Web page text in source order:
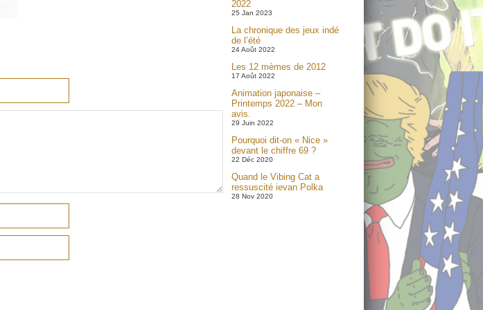
2022
25 Jan 2023
La chronique des jeux indé
de l’été
24 Août 2022
Les 12 mèmes de 2012
17 Août 2022
Animation japonaise –
Printemps 2022 – Mon
avis.
29 Juin 2022
Pourquoi dit-on « Nice »
devant le chiffre 69 ?
22 Déc 2020
Quand le Vibing Cat a
ressuscité ievan Polka
28 Nov 2020